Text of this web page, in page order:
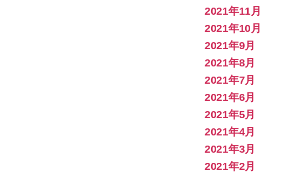
2021年11月
2021年10月
2021年9月
2021年8月
2021年7月
2021年6月
2021年5月
2021年4月
2021年3月
2021年2月